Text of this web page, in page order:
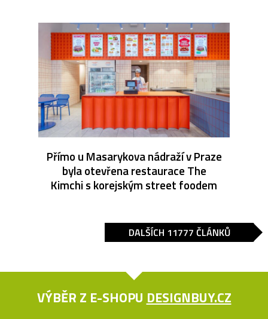
Přímo u Masarykova nádraží v Praze
byla otevřena restaurace The
Kimchi s korejským street foodem
DALŠÍCH 11777 ČLÁNKŮ
VÝBĚR Z E-SHOPU DESIGNBUY.CZ